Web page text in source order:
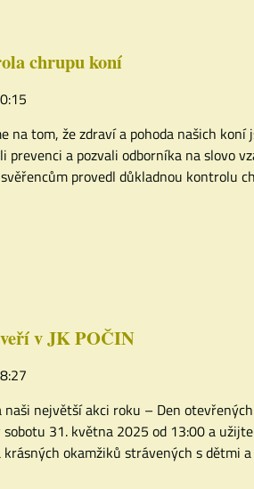
chrupu koní
na tom, že zdraví a pohoda našich
prevenci a pozvali odborníka na slovo
provedl důkladnou kontrolu
v JK POČIN
naši největší akci roku – Den
31. května 2025 od 13:00 a
krásných okamžiků strávených s dětmi